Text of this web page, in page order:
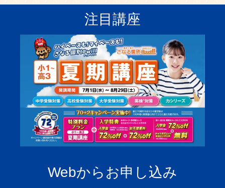
注目講座
Webからお申し込み